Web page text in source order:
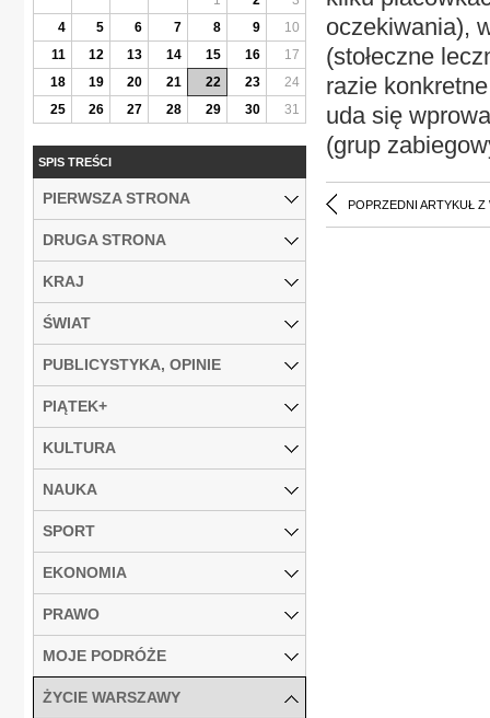
oczekiwania),
(stołeczne
razie
uda się
(grup
POPRZEDNI ARTYKUŁ Z
4
5 6 7 8 9
10
11
12 13 14 15 16
17
18
19 20 21 22 23
24
25
26 27 28 29 30 31
SPIS TREŚCI
PIERWSZA STRONA
DRUGA STRONA
KRAJ
ŚWIAT
PUBLICYSTYKA, OPINIE
PIĄTEK+
KULTURA
NAUKA
SPORT
EKONOMIA
PRAWO
MOJE PODRÓŻE
ŻYCIE WARSZAWY